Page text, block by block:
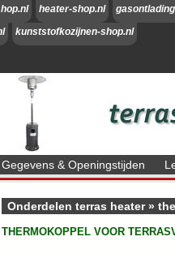
heater-shop.nl
kunststofkozijnen-shop.nl
& Openingstijden
Onderdelen terras heater»
THERMOKOPPEL VOOR